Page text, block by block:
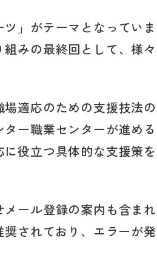
」がテーマとなっていま
みの最終回として、様々
適応のための支援技法の
ー職業センターが進める
役立つ具体的な支援策を
ール登録の案内も含まれ
されており、エラーが発